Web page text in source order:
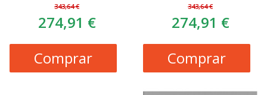
343,64 €
274,91 €
Comprar
343,64 €
274,91 €
Comprar